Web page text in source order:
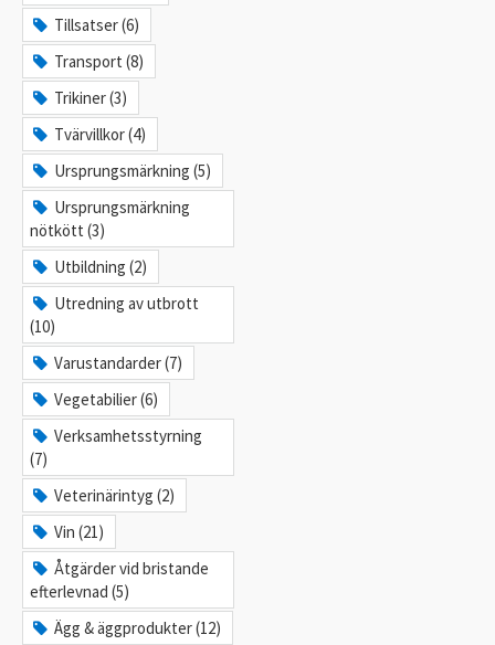
Tillsatser (6)
Transport (8)
Trikiner (3)
Tvärvillkor (4)
Ursprungsmärkning (5)
Ursprungsmärkning
nötkött (3)
Utbildning (2)
Utredning av utbrott
(10)
Varustandarder (7)
Vegetabilier (6)
Verksamhetsstyrning
(7)
Veterinärintyg (2)
Vin (21)
Åtgärder vid bristande
efterlevnad (5)
Ägg & äggprodukter (12)